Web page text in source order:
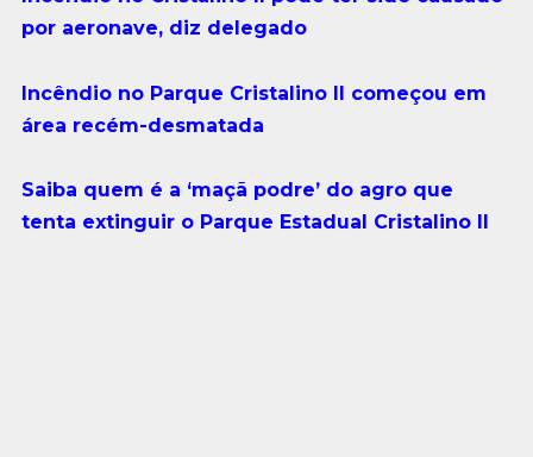
por aeronave, diz delegado
Incêndio no Parque Cristalino II começou em
área recém-desmatada
Saiba quem é a ‘maçã podre’ do agro que
tenta extinguir o Parque Estadual Cristalino II